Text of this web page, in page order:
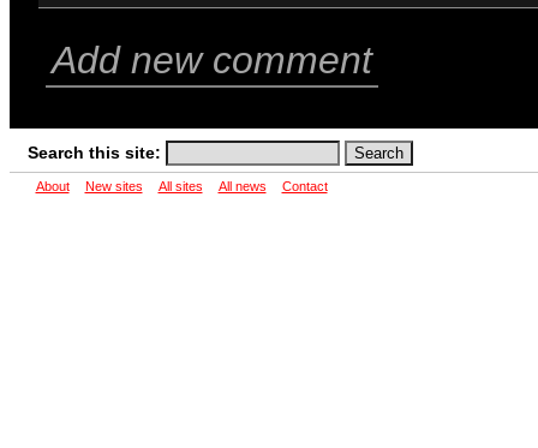
Add new comment
Search this site:
About New sites All sites All news Contact